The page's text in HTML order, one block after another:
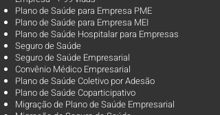
Plano de Saúde para Empresa PME
Plano de Saúde para Empresa MEI
Plano de Saúde Hospitalar para Empresas
Seguro de Saúde
Seguro de Saúde Empresarial
Convênio Médico Empresarial
Plano de Saúde Coletivo por Adesão
Plano de Saúde Coparticipativo
Migração de Plano de Saúde Empresarial